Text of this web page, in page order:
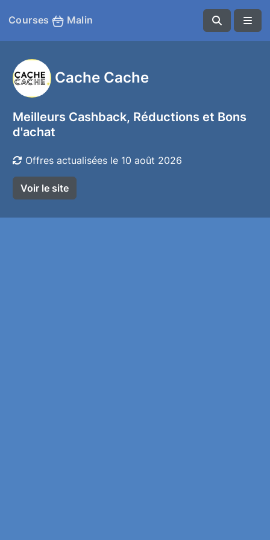
Courses Malin
Cache Cache
Meilleurs Cashback, Réductions et Bons
d'achat
Offres actualisées le 10 août 2026
Voir le site